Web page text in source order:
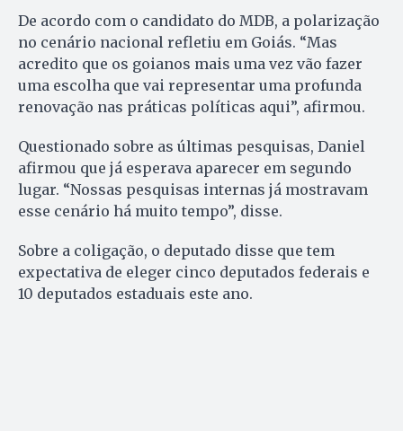
De acordo com o candidato do MDB, a polarização
no cenário nacional refletiu em Goiás. “Mas
acredito que os goianos mais uma vez vão fazer
uma escolha que vai representar uma profunda
renovação nas práticas políticas aqui”, afirmou.
Questionado sobre as últimas pesquisas, Daniel
afirmou que já esperava aparecer em segundo
lugar. “Nossas pesquisas internas já mostravam
esse cenário há muito tempo”, disse.
Sobre a coligação, o deputado disse que tem
expectativa de eleger cinco deputados federais e
10 deputados estaduais este ano.